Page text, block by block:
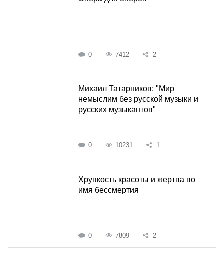
0 7412 2
Михаил Татарников: "Мир
немыслим без русской музыки и
русских музыкантов"
0 10231 1
Хрупкость красоты и жертва во
имя бессмертия
0 7809 2